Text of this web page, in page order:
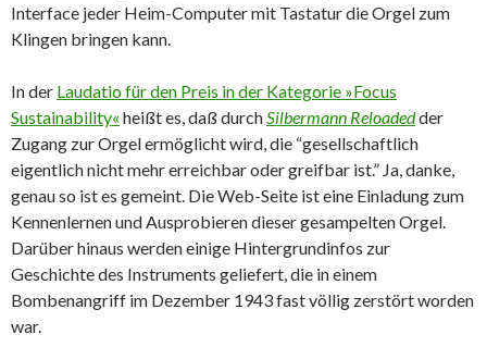
Interface jeder Heim-Computer mit Tastatur die Orgel zum
Klingen bringen kann.
In der Laudatio für den Preis in der Kategorie »Focus
Sustainability« heißt es, daß durchSilbermann Reloadedder
Zugang zur Orgel ermöglicht wird, die “gesellschaftlich
eigentlich nicht mehr erreichbar oder greifbar ist.” Ja, danke,
genau so ist es gemeint. Die Web-Seite ist eine Einladung zum
Kennenlernen und Ausprobieren dieser gesampelten Orgel.
Darüber hinaus werden einige Hintergrundinfos zur
Geschichte des Instruments geliefert, die in einem
Bombenangriff im Dezember 1943 fast völlig zerstört worden
war.